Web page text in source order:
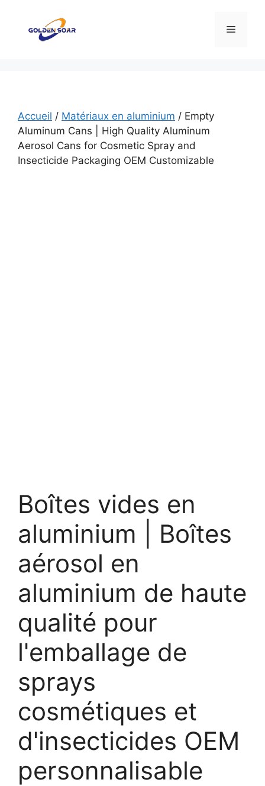
contenu
Menu
Accueil / Matériaux en aluminium / Empty
Aluminum Cans | High Quality Aluminum
Aerosol Cans for Cosmetic Spray and
Insecticide Packaging OEM Customizable
Boîtes vides en
aluminium | Boîtes
aérosol en
aluminium de haute
qualité pour
l'emballage de
sprays
cosmétiques et
d'insecticides OEM
personnalisable